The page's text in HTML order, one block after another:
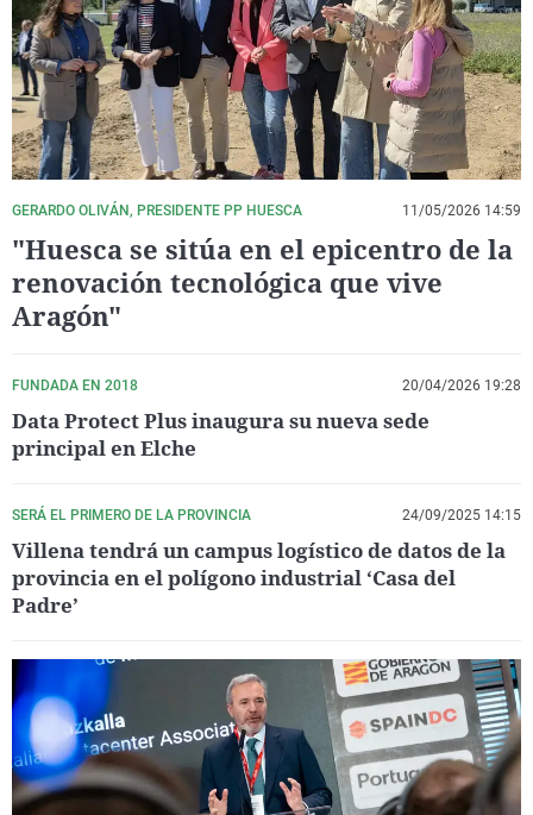
La rosa de los vientos
Gente viajera
Como el perro y el
Caso
Retornados
Equipo de
Operación Viuda
Extremadura
Galicia
La Rioja
Navarra
País Vasco
Virales
Televisión
Elecciones
GERARDO OLIVÁN, PRESIDENTE PP HUESCA 11/05/2026 14:59
"Huesca se sitúa en el epicentro de la
renovación tecnológica que vive
Aragón"
FUNDADA EN 2018 20/04/2026 19:28
Data Protect Plus inaugura su nueva sede
principal en Elche
SERÁ EL PRIMERO DE LA PROVINCIA 24/09/2025 14:15
Villena tendrá un campus logístico de datos de la
provincia en el polígono industrial ‘Casa del
Padre’